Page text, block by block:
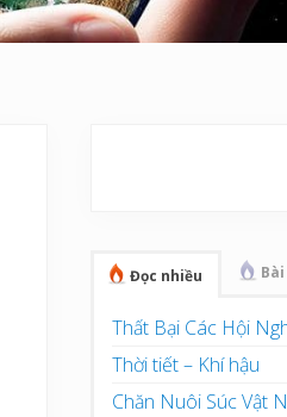
Đọc nhiều
Thất Bại Các Hội
Thời tiết – Khí hậu
Chăn Nuôi Súc Vật